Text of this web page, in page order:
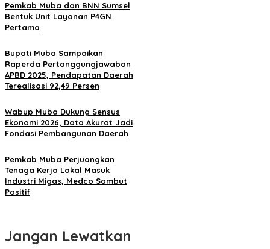
Pemkab Muba dan BNN Sumsel
Bentuk Unit Layanan P4GN
Pertama
Bupati Muba Sampaikan
Raperda Pertanggungjawaban
APBD 2025, Pendapatan Daerah
Terealisasi 92,49 Persen
Wabup Muba Dukung Sensus
Ekonomi 2026, Data Akurat Jadi
Fondasi Pembangunan Daerah
Pemkab Muba Perjuangkan
Tenaga Kerja Lokal Masuk
Industri Migas, Medco Sambut
Positif
Jangan Lewatkan